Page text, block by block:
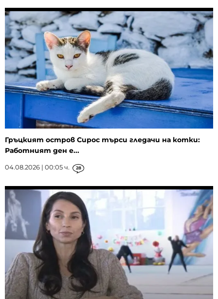
Гръцкият остров Сирос търси гледачи на котки:
Работният ден е...
04.08.2026 | 00:05 ч. 28